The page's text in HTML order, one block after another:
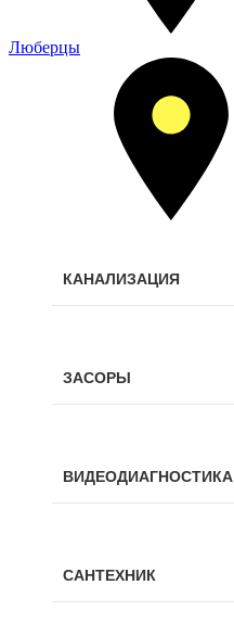
Люберцы
КАНАЛИЗАЦИЯ
ЗАСОРЫ
ВИДЕОДИАГНОСТИКА
САНТЕХНИК